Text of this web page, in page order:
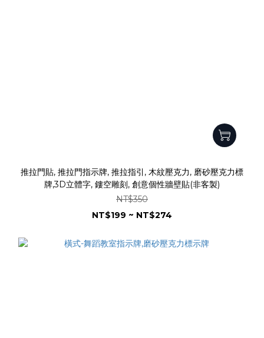
推拉門貼, 推拉門指示牌, 推拉指引, 木紋壓克力, 磨砂壓克力標
牌,3D立體字, 鏤空雕刻, 創意個性牆壁貼(非客製)
NT$350
NT$199 ~ NT$274